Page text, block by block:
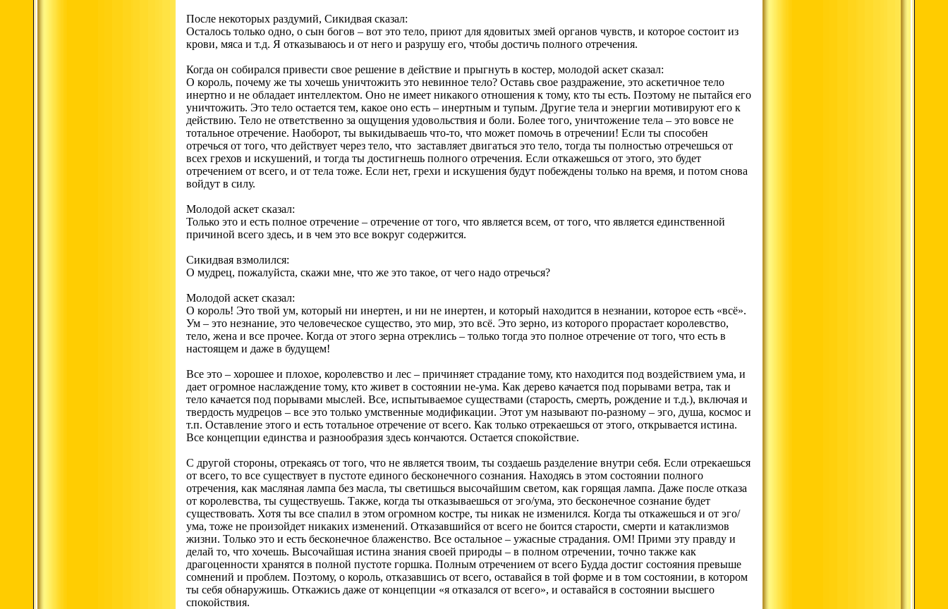
После некоторых раздумий, Сикидвая сказал:
Осталось только одно, о сын богов – вот это тело, приют для ядовитых змей органов чувств, и которое состоит из
крови, мяса и т.д. Я отказываюсь и от него и разрушу его, чтобы достичь полного отречения.
Когда он собирался привести свое решение в действие и прыгнуть в костер, молодой аскет сказал:
О король, почему же ты хочешь уничтожить это невинное тело? Оставь свое раздражение, это аскетичное тело
инертно и не обладает интеллектом. Оно не имеет никакого отношения к тому, кто ты есть. Поэтому не пытайся его
уничтожить. Это тело остается тем, какое оно есть – инертным и тупым. Другие тела и энергии мотивируют его к
действию. Тело не ответственно за ощущения удовольствия и боли. Более того, уничтожение тела – это вовсе не
тотальное отречение. Наоборот, ты выкидываешь что-то, что может помочь в отречении! Если ты способен
отречься от того, что действует через тело, что заставляет двигаться это тело, тогда ты полностью отречешься от
всех грехов и искушений, и тогда ты достигнешь полного отречения. Если откажешься от этого, это будет
отречением от всего, и от тела тоже. Если нет, грехи и искушения будут побеждены только на время, и потом снова
войдут в силу.
Молодой аскет сказал:
Только это и есть полное отречение – отречение от того, что является всем, от того, что является единственной
причиной всего здесь, и в чем это все вокруг содержится.
Сикидвая взмолился:
О мудрец, пожалуйста, скажи мне, что же это такое, от чего надо отречься?
Молодой аскет сказал:
О король! Это твой ум, который ни инертен, и ни не инертен, и который находится в незнании, которое есть «всё».
Ум – это незнание, это человеческое существо, это мир, это всё. Это зерно, из которого прорастает королевство,
тело, жена и все прочее. Когда от этого зерна отреклись – только тогда это полное отречение от того, что есть в
настоящем и даже в будущем!
Все это – хорошее и плохое, королевство и лес – причиняет страдание тому, кто находится под воздействием ума, и
дает огромное наслаждение тому, кто живет в состоянии не-ума. Как дерево качается под порывами ветра, так и
тело качается под порывами мыслей. Все, испытываемое существами (старость, смерть, рождение и т.д.), включая и
твердость мудрецов – все это только умственные модификации. Этот ум называют по-разному – эго, душа, космос и
т.п. Оставление этого и есть тотальное отречение от всего. Как только отрекаешься от этого, открывается истина.
Все концепции единства и разнообразия здесь кончаются. Остается спокойствие.
С другой стороны, отрекаясь от того, что не является твоим, ты создаешь разделение внутри себя. Если отрекаешься
от всего, то все существует в пустоте единого бесконечного сознания. Находясь в этом состоянии полного
отречения, как масляная лампа без масла, ты светишься высочайшим светом, как горящая лампа. Даже после отказа
от королевства, ты существуешь. Также, когда ты отказываешься от эго/ума, это бесконечное сознание будет
существовать. Хотя ты все спалил в этом огромном костре, ты никак не изменился. Когда ты откажешься и от эго/
ума, тоже не произойдет никаких изменений. Отказавшийся от всего не боится старости, смерти и катаклизмов
жизни. Только это и есть бесконечное блаженство. Все остальное – ужасные страдания. ОМ! Прими эту правду и
делай то, что хочешь. Высочайшая истина знания своей природы – в полном отречении, точно также как
драгоценности хранятся в полной пустоте горшка. Полным отречением от всего Будда достиг состояния превыше
сомнений и проблем. Поэтому, о король, отказавшись от всего, оставайся в той форме и в том состоянии, в котором
ты себя обнаружишь. Откажись даже от концепции «я отказался от всего», и оставайся в состоянии высшего
спокойствия.